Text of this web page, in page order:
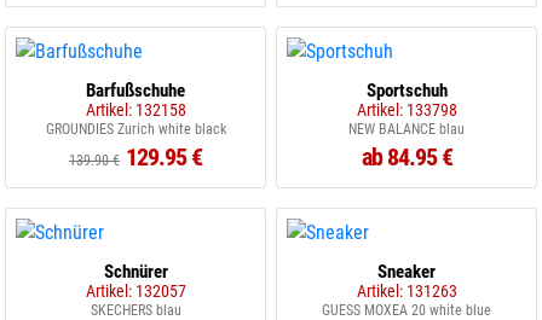
Barfußschuhe
Artikel: 132158
GROUNDIES Zurich white black
139.90 € 129.95 €
Sportschuh
Artikel: 133798
NEW BALANCE blau
ab 84.95 €
Schnürer
Artikel: 132057
SKECHERS blau
Sneaker
Artikel: 131263
GUESS MOXEA 20 white blue